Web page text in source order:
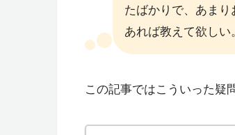
たばかりで、あま
あれば教えて欲しい
この記事ではこういった疑